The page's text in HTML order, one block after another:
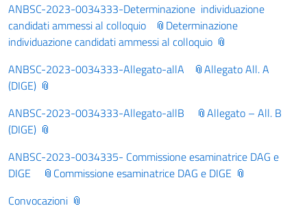
ANBSC-2023-0034333-Determinazione individuazione
candidati ammessi al colloquio
Determinazione
individuazione candidati ammessi al colloquio
ANBSC-2023-0034333-Allegato-allA
Allegato All. A
(DIGE)
ANBSC-2023-0034333-Allegato-allB
Allegato – All. B
(DIGE)
ANBSC-2023-0034335- Commissione esaminatrice DAG e
DIGE
Commissione esaminatrice DAG e DIGE
Convocazioni